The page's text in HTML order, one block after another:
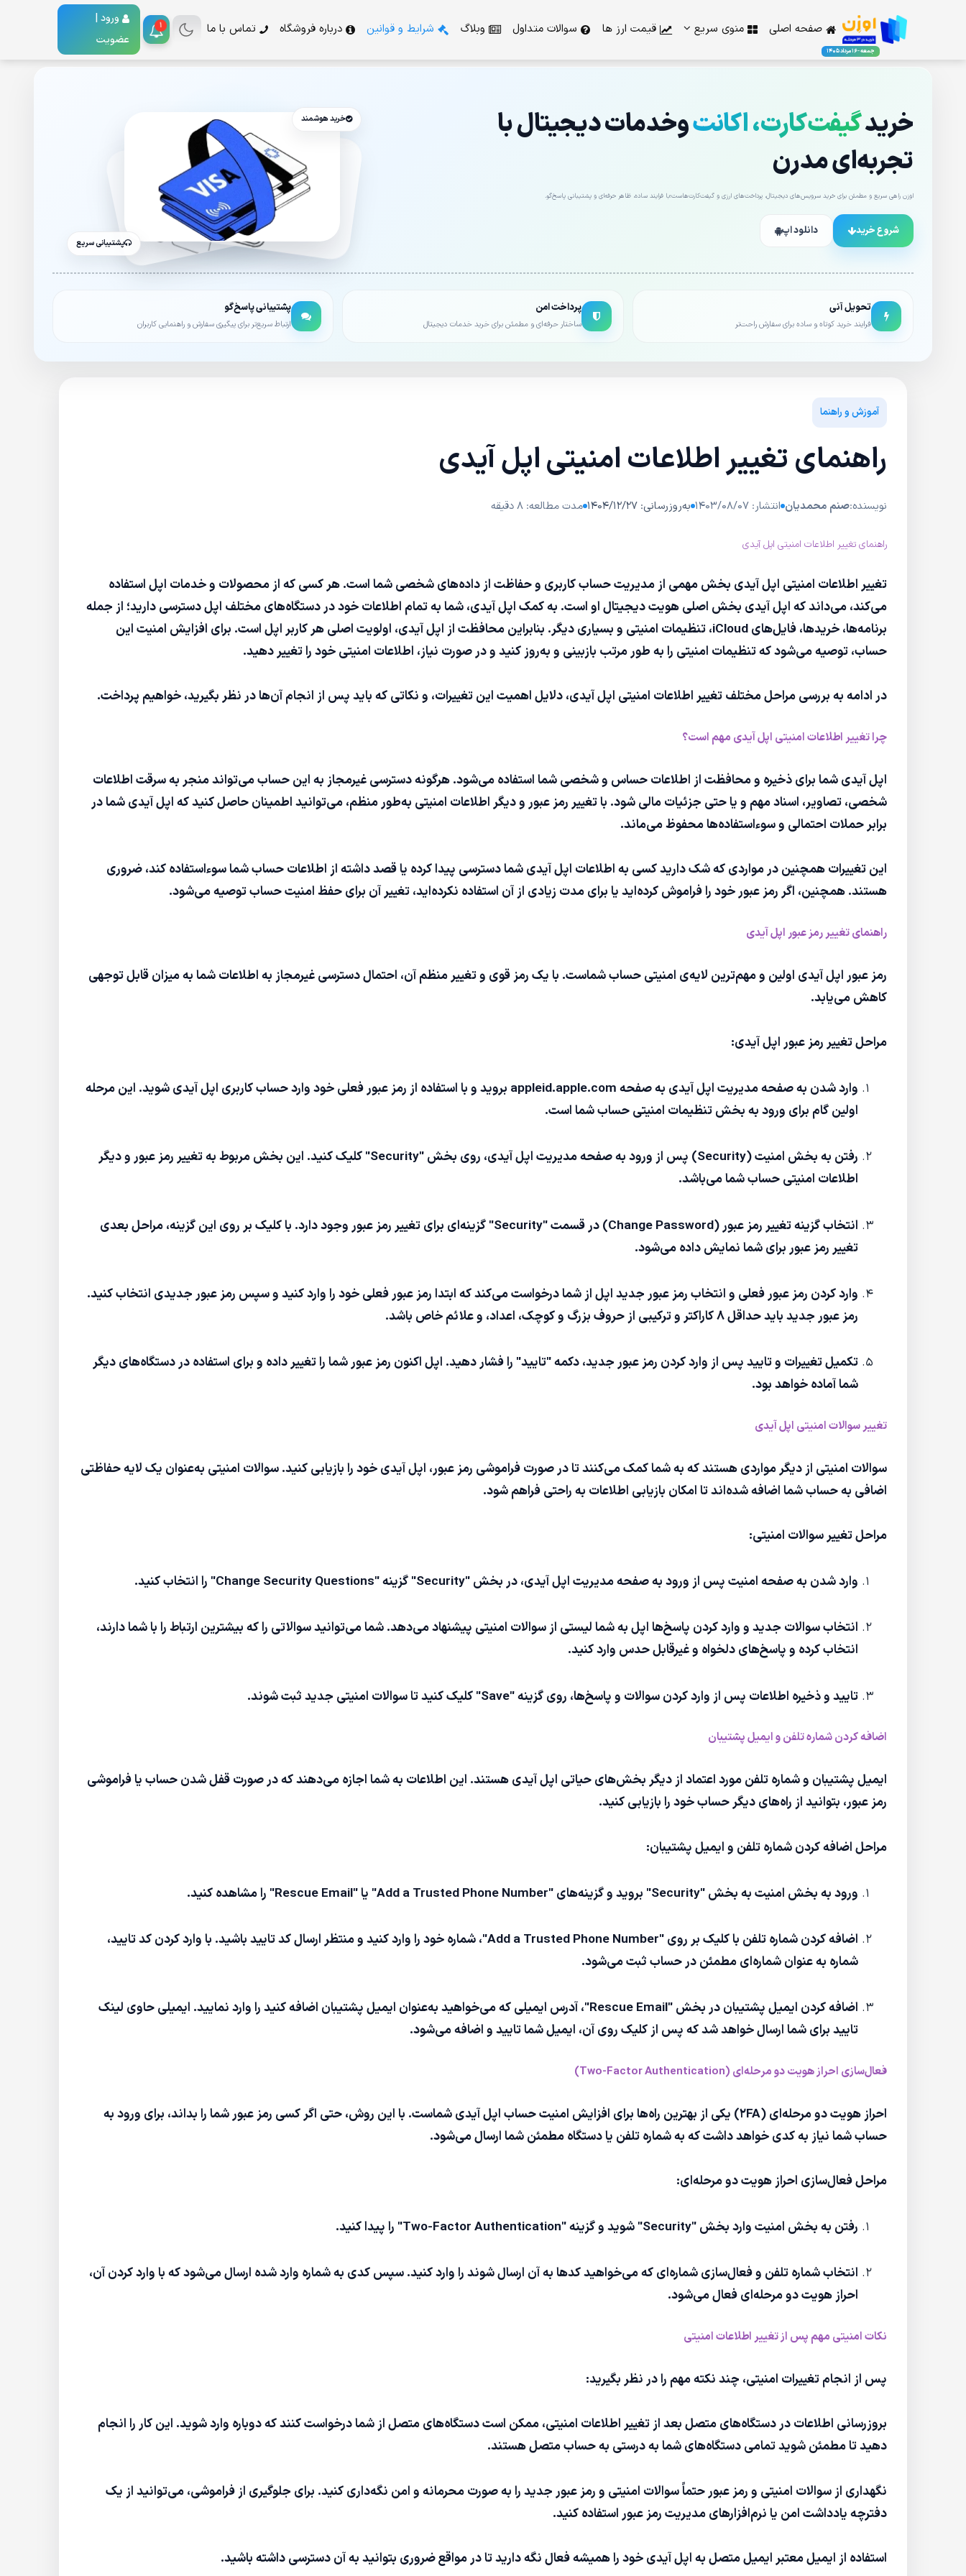
جمعه - 16 مرداد 1405
صفحه اصلی منوی سریع قیمت ارز ها سوالات متداول وبلاگ شرایط و قوانین درباره فروشگاه تماس با ما 1
ورود |
عضویت
خریدگیفت‌کارت، اکانتوخدمات دیجیتال با
تجربه‌ای مدرن
اوزن راهی سریع و مطمئن برای خرید سرویس‌های دیجیتال، پرداخت‌های ارزی و گیفت‌کارت‌هاست؛با فرایند ساده، ظاهر حرفه‌ای و پشتیبانی پاسخ‌گو.
شروع خرید دانلود اپ
خرید هوشمند
پشتیبانی سریع
تحویل آنی
فرایند خرید کوتاه و ساده برای سفارش راحت‌تر
پرداخت امن
ساختار حرفه‌ای و مطمئن برای خرید خدمات دیجیتال
پشتیبانی پاسخ‌گو
ارتباط سریع‌تر برای پیگیری سفارش و راهنمایی کاربران
آموزش و راهنما
راهنمای تغییر اطلاعات امنیتی اپل آیدی
نویسنده:صنم محمدیان انتشار: ۱۴۰۳/۰۸/۰۷ به‌روزرسانی: ۱۴۰۴/۱۲/۲۷ مدت مطالعه: ۸ دقیقه
راهنمای تغییر اطلاعات امنیتی اپل آیدی
تغییر اطلاعات امنیتی اپل آیدی بخش مهمی از مدیریت حساب کاربری و حفاظت از داده‌های شخصی شما است. هر کسی که از محصولات و خدمات اپل استفاده
می‌کند، می‌داند که اپل آیدی بخش اصلی هویت دیجیتال او است. به کمک اپل آیدی، شما به تمام اطلاعات خود در دستگاه‌های مختلف اپل دسترسی دارید؛ از جمله
برنامه‌ها، خریدها، فایل‌های iCloud، تنظیمات امنیتی و بسیاری دیگر. بنابراین محافظت از اپل آیدی، اولویت اصلی هر کاربر اپل است. برای افزایش امنیت این
حساب، توصیه می‌شود که تنظیمات امنیتی را به طور مرتب بازبینی و به‌روز کنید و در صورت نیاز، اطلاعات امنیتی خود را تغییر دهید.
در ادامه به بررسی مراحل مختلف تغییر اطلاعات امنیتی اپل آیدی، دلایل اهمیت این تغییرات، و نکاتی که باید پس از انجام آن‌ها در نظر بگیرید، خواهیم پرداخت.
چرا تغییر اطلاعات امنیتی اپل آیدی مهم است؟
اپل آیدی شما برای ذخیره و محافظت از اطلاعات حساس و شخصی شما استفاده می‌شود. هرگونه دسترسی غیرمجاز به این حساب می‌تواند منجر به سرقت اطلاعات
شخصی، تصاویر، اسناد مهم و یا حتی جزئیات مالی شود. با تغییر رمز عبور و دیگر اطلاعات امنیتی به‌طور منظم، می‌توانید اطمینان حاصل کنید که اپل آیدی شما در
برابر حملات احتمالی و سوءاستفاده‌ها محفوظ می‌ماند.
این تغییرات همچنین در مواردی که شک دارید کسی به اطلاعات اپل آیدی شما دسترسی پیدا کرده یا قصد داشته از اطلاعات حساب شما سوءاستفاده کند، ضروری
هستند. همچنین، اگر رمز عبور خود را فراموش کرده‌اید یا برای مدت زیادی از آن استفاده نکرده‌اید، تغییر آن برای حفظ امنیت حساب توصیه می‌شود.
راهنمای تغییر رمز عبور اپل آیدی
رمز عبور اپل آیدی اولین و مهم‌ترین لایه‌ی امنیتی حساب شماست. با یک رمز قوی و تغییر منظم آن، احتمال دسترسی غیرمجاز به اطلاعات شما به میزان قابل توجهی
کاهش می‌یابد.
مراحل تغییر رمز عبور اپل آیدی:
وارد شدن به صفحه مدیریت اپل آیدی به صفحه appleid.apple.com بروید و با استفاده از رمز عبور فعلی خود وارد حساب کاربری اپل آیدی شوید. این مرحله
اولین گام برای ورود به بخش تنظیمات امنیتی حساب شما است.
رفتن به بخش امنیت (Security) پس از ورود به صفحه مدیریت اپل آیدی، روی بخش "Security" کلیک کنید. این بخش مربوط به تغییر رمز عبور و دیگر
اطلاعات امنیتی حساب شما می‌باشد.
انتخاب گزینه تغییر رمز عبور (Change Password) در قسمت "Security" گزینه‌ای برای تغییر رمز عبور وجود دارد. با کلیک بر روی این گزینه، مراحل بعدی
تغییر رمز عبور برای شما نمایش داده می‌شود.
وارد کردن رمز عبور فعلی و انتخاب رمز عبور جدید اپل از شما درخواست می‌کند که ابتدا رمز عبور فعلی خود را وارد کنید و سپس رمز عبور جدیدی انتخاب کنید.
رمز عبور جدید باید حداقل ۸ کاراکتر و ترکیبی از حروف بزرگ و کوچک، اعداد، و علائم خاص باشد.
تکمیل تغییرات و تایید پس از وارد کردن رمز عبور جدید، دکمه "تایید" را فشار دهید. اپل اکنون رمز عبور شما را تغییر داده و برای استفاده در دستگاه‌های دیگر
شما آماده خواهد بود.
تغییر سوالات امنیتی اپل آیدی
سوالات امنیتی از دیگر مواردی هستند که به شما کمک می‌کنند تا در صورت فراموشی رمز عبور، اپل آیدی خود را بازیابی کنید. سوالات امنیتی به‌عنوان یک لایه حفاظتی
اضافی به حساب شما اضافه شده‌اند تا امکان بازیابی اطلاعات به راحتی فراهم شود.
مراحل تغییر سوالات امنیتی:
وارد شدن به صفحه امنیت پس از ورود به صفحه مدیریت اپل آیدی، در بخش "Security" گزینه "Change Security Questions" را انتخاب کنید.
انتخاب سوالات جدید و وارد کردن پاسخ‌ها اپل به شما لیستی از سوالات امنیتی پیشنهاد می‌دهد. شما می‌توانید سوالاتی را که بیشترین ارتباط را با شما دارند،
انتخاب کرده و پاسخ‌های دلخواه و غیرقابل حدس وارد کنید.
تایید و ذخیره اطلاعات پس از وارد کردن سوالات و پاسخ‌ها، روی گزینه "Save" کلیک کنید تا سوالات امنیتی جدید ثبت شوند.
اضافه کردن شماره تلفن و ایمیل پشتیبان
ایمیل پشتیبان و شماره تلفن مورد اعتماد از دیگر بخش‌های حیاتی اپل آیدی هستند. این اطلاعات به شما اجازه می‌دهند که در صورت قفل شدن حساب یا فراموشی
رمز عبور، بتوانید از راه‌های دیگر حساب خود را بازیابی کنید.
مراحل اضافه کردن شماره تلفن و ایمیل پشتیبان:
ورود به بخش امنیت به بخش "Security" بروید و گزینه‌های "Add a Trusted Phone Number" یا "Rescue Email" را مشاهده کنید.
اضافه کردن شماره تلفن با کلیک بر روی "Add a Trusted Phone Number"، شماره خود را وارد کنید و منتظر ارسال کد تایید باشید. با وارد کردن کد تایید،
شماره به عنوان شماره‌ای مطمئن در حساب ثبت می‌شود.
اضافه کردن ایمیل پشتیبان در بخش "Rescue Email"، آدرس ایمیلی که می‌خواهید به‌عنوان ایمیل پشتیبان اضافه کنید را وارد نمایید. ایمیلی حاوی لینک
تایید برای شما ارسال خواهد شد که پس از کلیک روی آن، ایمیل شما تایید و اضافه می‌شود.
فعال‌سازی احراز هویت دو مرحله‌ای (Two-Factor Authentication)
احراز هویت دو مرحله‌ای (2FA) یکی از بهترین راه‌ها برای افزایش امنیت حساب اپل آیدی شماست. با این روش، حتی اگر کسی رمز عبور شما را بداند، برای ورود به
حساب شما نیاز به کدی خواهد داشت که به شماره تلفن یا دستگاه مطمئن شما ارسال می‌شود.
مراحل فعال‌سازی احراز هویت دو مرحله‌ای:
رفتن به بخش امنیت وارد بخش "Security" شوید و گزینه "Two-Factor Authentication" را پیدا کنید.
انتخاب شماره تلفن و فعال‌سازی شماره‌ای که می‌خواهید کدها به آن ارسال شوند را وارد کنید. سپس کدی به شماره وارد شده ارسال می‌شود که با وارد کردن آن،
احراز هویت دو مرحله‌ای فعال می‌شود.
نکات امنیتی مهم پس از تغییر اطلاعات امنیتی
پس از انجام تغییرات امنیتی، چند نکته مهم را در نظر بگیرید:
بروزرسانی اطلاعات در دستگاه‌های متصل بعد از تغییر اطلاعات امنیتی، ممکن است دستگاه‌های متصل از شما درخواست کنند که دوباره وارد شوید. این کار را انجام
دهید تا مطمئن شوید تمامی دستگاه‌های شما به درستی به حساب متصل هستند.
نگهداری از سوالات امنیتی و رمز عبور حتماً سوالات امنیتی و رمز عبور جدید را به صورت محرمانه و امن نگه‌داری کنید. برای جلوگیری از فراموشی، می‌توانید از یک
دفترچه یادداشت امن یا نرم‌افزارهای مدیریت رمز عبور استفاده کنید.
استفاده از ایمیل معتبر ایمیل متصل به اپل آیدی خود را همیشه فعال نگه دارید تا در مواقع ضروری بتوانید به آن دسترسی داشته باشید.